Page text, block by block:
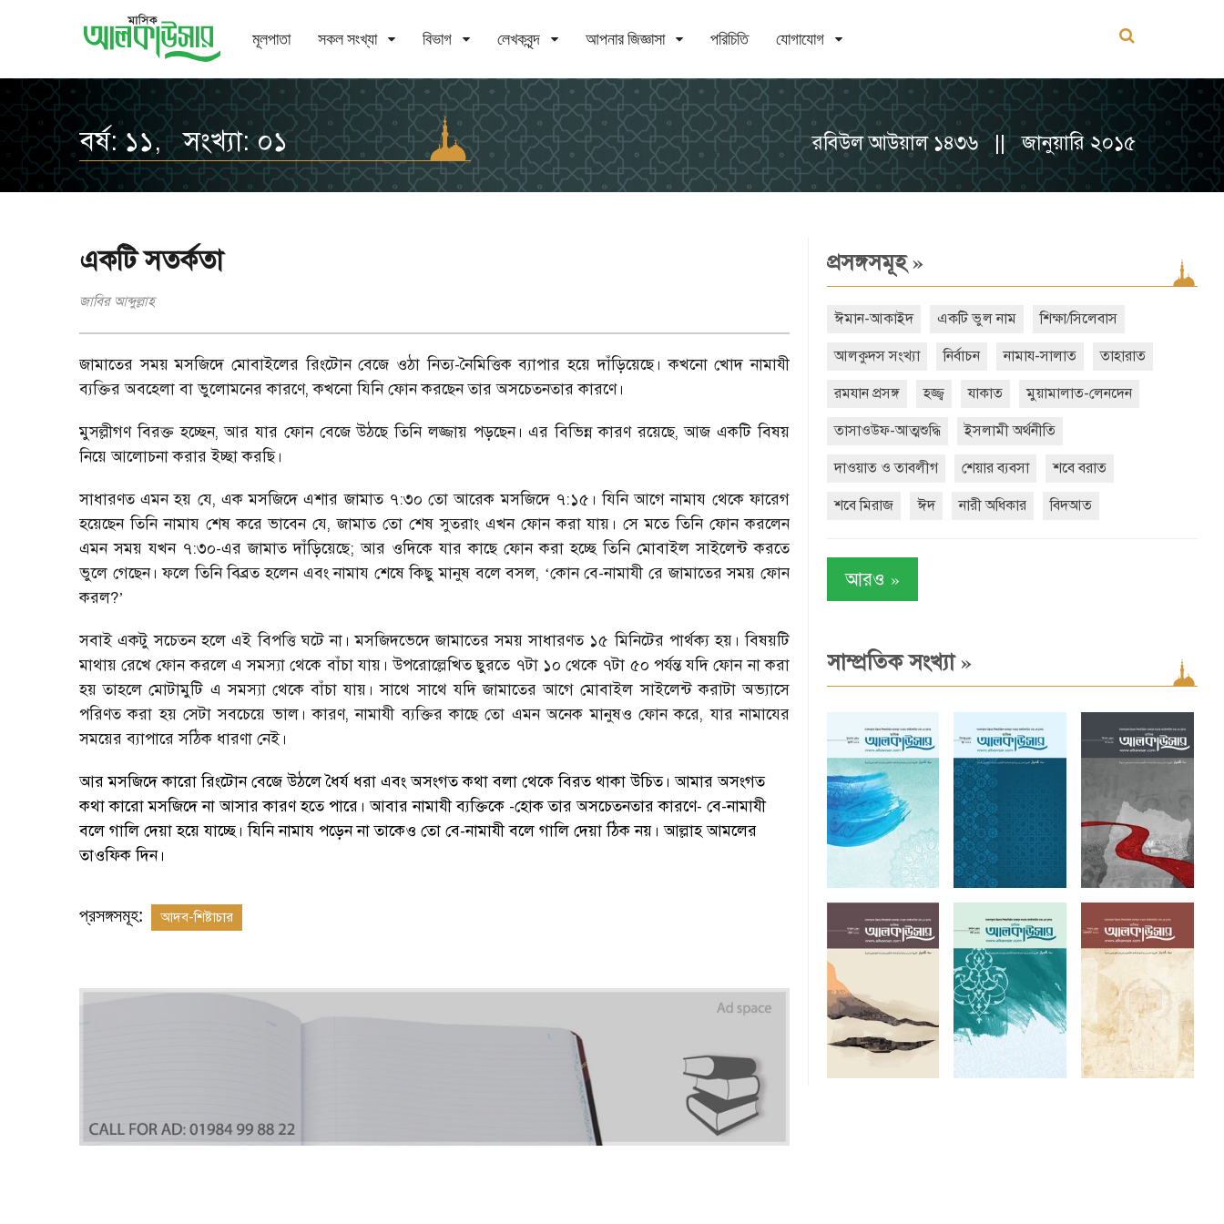
মূলপাতা সকল সংখ্যা বিভাগ লেখকবৃন্দ আপনার জিজ্ঞাসা পরিচিতি যোগাযোগ
বর্ষ: ১১, সংখ্যা: ০১ রবিউল আউয়াল ১৪৩৬ || জানুয়ারি ২০১৫
একটি সতর্কতা
জাবির আব্দুল্লাহ
জামাতের সময় মসজিদে মোবাইলের রিংটোন বেজে ওঠা নিত্য-নৈমিত্তিক ব্যাপার হয়ে দাঁড়িয়েছে। কখনো খোদ নামাযী
ব্যক্তির অবহেলা বা ভুলোমনের কারণে, কখনো যিনি ফোন করছেন তার অসচেতনতার কারণে।
মুসল্লীগণ বিরক্ত হচ্ছেন, আর যার ফোন বেজে উঠছে তিনি লজ্জায় পড়ছেন। এর বিভিন্ন কারণ রয়েছে, আজ একটি বিষয়
নিয়ে আলোচনা করার ইচ্ছা করছি।
সাধারণত এমন হয় যে, এক মসজিদে এশার জামাত ৭:৩০ তো আরেক মসজিদে ৭:১৫। যিনি আগে নামায থেকে ফারেগ
হয়েছেন তিনি নামায শেষ করে ভাবেন যে, জামাত তো শেষ সুতরাং এখন ফোন করা যায়। সে মতে তিনি ফোন করলেন
এমন সময় যখন ৭:৩০-এর জামাত দাঁড়িয়েছে; আর ওদিকে যার কাছে ফোন করা হচ্ছে তিনি মোবাইল সাইলেন্ট করতে
ভুলে গেছেন। ফলে তিনি বিব্রত হলেন এবং নামায শেষে কিছু মানুষ বলে বসল, ‘কোন বে-নামাযী রে জামাতের সময় ফোন
করল?’
সবাই একটু সচেতন হলে এই বিপত্তি ঘটে না। মসজিদভেদে জামাতের সময় সাধারণত ১৫ মিনিটের পার্থক্য হয়। বিষয়টি
মাথায় রেখে ফোন করলে এ সমস্যা থেকে বাঁচা যায়। উপরোল্লেখিত ছুরতে ৭টা ১০ থেকে ৭টা ৫০ পর্যন্ত যদি ফোন না করা
হয় তাহলে মোটামুটি এ সমস্যা থেকে বাঁচা যায়। সাথে সাথে যদি জামাতের আগে মোবাইল সাইলেন্ট করাটা অভ্যাসে
পরিণত করা হয় সেটা সবচেয়ে ভাল। কারণ, নামাযী ব্যক্তির কাছে তো এমন অনেক মানুষও ফোন করে, যার নামাযের
সময়ের ব্যাপারে সঠিক ধারণা নেই।
আর মসজিদে কারো রিংটোন বেজে উঠলে ধৈর্য ধরা এবং অসংগত কথা বলা থেকে বিরত থাকা উচিত।আমার অসংগত
কথা কারো মসজিদে না আসার কারণহতে পারে। আবার নামাযী ব্যক্তিকে -হোক তার অসচেতনতার কারণে- বে-নামাযী
বলে গালি দেয়া হয়ে যাচ্ছে। যিনি নামায পড়েন না তাকেও তো বে-নামাযী বলে গালি দেয়া ঠিক নয়। আল্লাহ আমলের
তাওফিক দিন।
প্রসঙ্গসমূহ: আদব-শিষ্টাচার
প্রসঙ্গসমূহ»
ঈমান-আকাইদ একটি ভুল নাম শিক্ষা/সিলেবাস
আলকুদস সংখ্যা নির্বাচন নামায-সালাত তাহারাত
রমযান প্রসঙ্গ হজ্জ্ব যাকাত মুয়ামালাত-লেনদেন
তাসাওউফ-আত্মশুদ্ধি ইসলামী অর্থনীতি
দাওয়াত ও তাবলীগ শেয়ার ব্যবসা শবে বরাত
শবে মিরাজ ঈদ নারী অধিকার বিদআত
আরও »
সাম্প্রতিক সংখ্যা»